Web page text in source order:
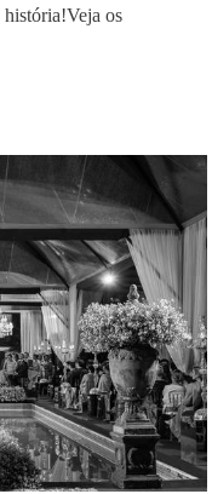
história!Veja os